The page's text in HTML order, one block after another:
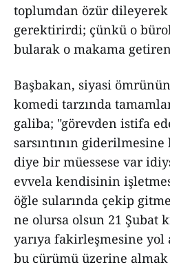
toplumdan özür dileyerek
gerektirirdi; çünkü o
bularak o makama
Başbakan, siyasi
komedi tarzında
galiba; "görevden istifa
sarsıntının
diye bir müessese var
evvela kendisinin
öğle sularında çekip
ne olursa olsun 21 Şubat
yarıya fakirleşmesine yol
bu cürümü üzerine